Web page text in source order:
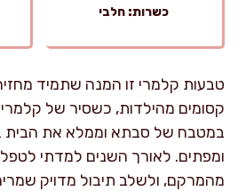
כשרות: חלבי
טבעות קלמרי זו המנה שתמיד
קסומים מהילדות, כשסיר של
במטבח של סבתא וממלא את הבית
ומפתים. לאורך השנים למדתי
מהמרקם, ולשלב תיבול מדויק